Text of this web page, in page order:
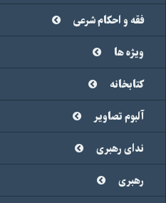
فقه و احکام شرعی
ویژه ها
کتابخانه
آلبوم تصاویر
ندای رهبری
رهبری